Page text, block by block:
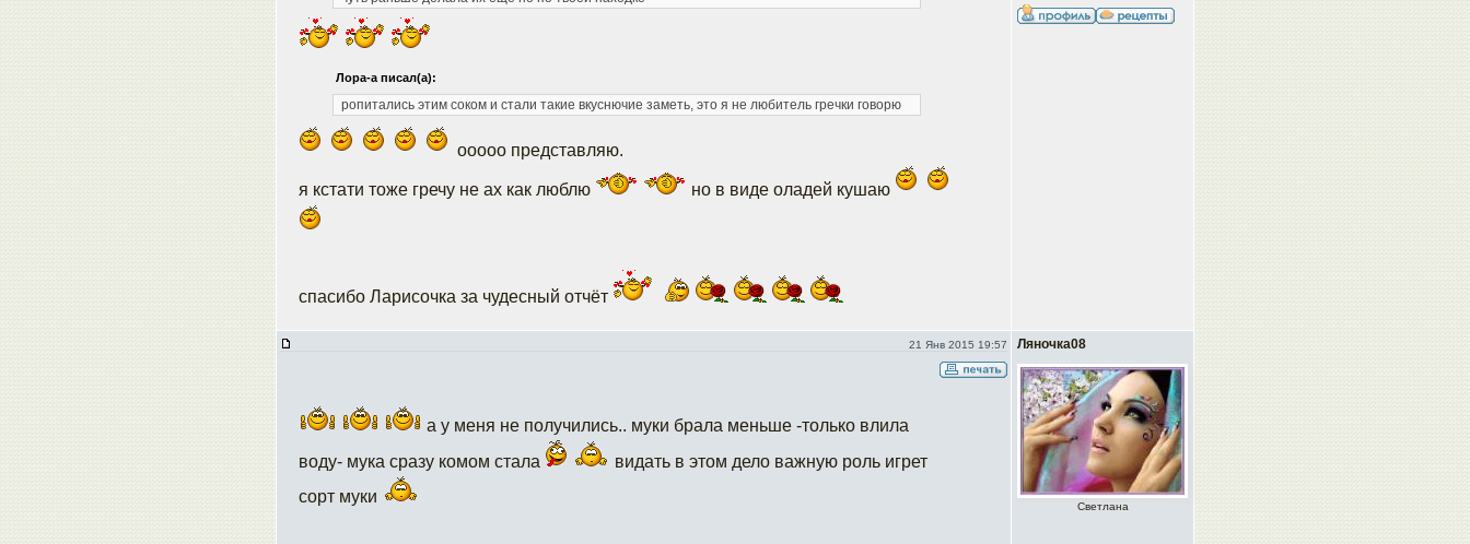
Лора-а писал(а):
ропитались этим соком и стали такие вкуснючие заметь, это я не любитель гречки говорю
ооооо представляю.
я кстати тоже гречу не ах как люблю но в виде оладей кушаю
спасибо Ларисочка за чудесный отчёт
21 Янв 2015 19:57 Ляночка08
Светлана
а у меня не получились.. муки брала меньше -только влила
воду- мука сразу комом стала
видать в этом дело важную роль игрет
сорт муки